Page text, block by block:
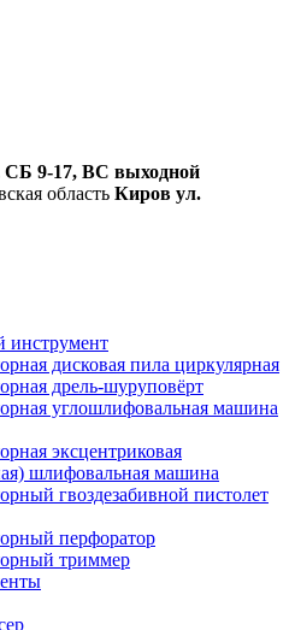
СБ 9-17, ВС выходной
область Киров ул.
инструмент
дисковая пила циркулярная
дрель-шуруповёрт
углошлифовальная машина
эксцентриковая
шлифовальная машина
гвоздезабивной пистолет
перфоратор
триммер